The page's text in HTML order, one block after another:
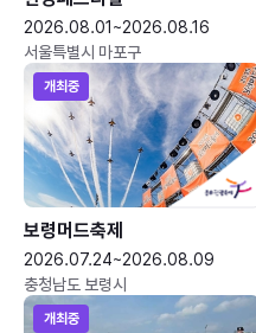
2026.08.01~2026.08.16
서울특별시 마포구
개최중
보령머드축제
2026.07.24~2026.08.09
충청남도 보령시
개최중